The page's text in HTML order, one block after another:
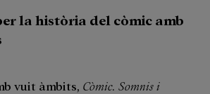
la història del còmic amb
vuit àmbits, Còmic. Somnis i